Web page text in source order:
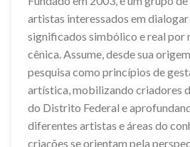
artistas interessados em dialogar
significados simbólico e real por
cênica. Assume, desde sua
pesquisa como princípios de
artística, mobilizando criadores
do Distrito Federal e
diferentes artistas e áreas do
criações se orientam pela